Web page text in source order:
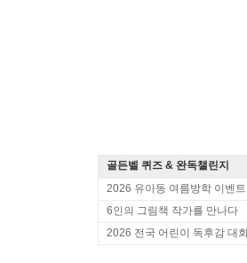
골든벨 퀴즈 & 완독챌린지
2026 유아동 여름방학 이벤트
6인의 그림책 작가를 만나다
2026 전국 어린이 독후감 대회